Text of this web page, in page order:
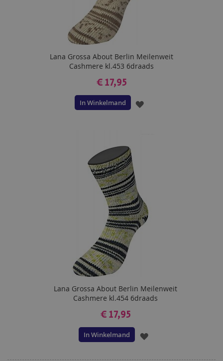
Lana Grossa About Berlin Meilenweit
Cashmere kl.453 6draads
€ 17,95
In Winkelmand
VOEG
Lana Grossa About Berlin Meilenweit
Cashmere kl.454 6draads
€ 17,95
In Winkelmand
VOEG